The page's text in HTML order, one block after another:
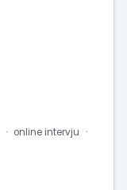
online intervju